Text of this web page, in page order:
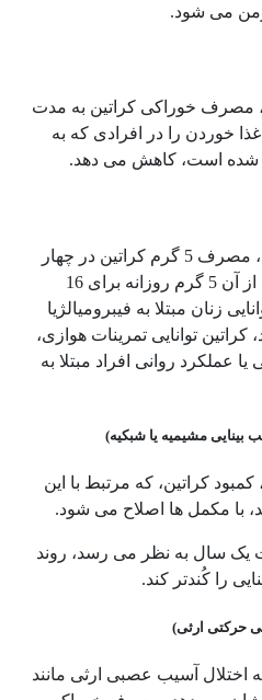
می شود.
مصرف خوراکی کراتین به مدت
غذا خوردن را در افرادی که به
شده است، کاهش می دهد.
تحقیقات اولیه نشان می دهند، مصرف 5 گرم کراتین در چهار
نوبت روزانه برای 5 روز و بعد از آن 5 گرم روزانه برای 16
زنان مبتلا به فیبرومیالژیا
توانایی تمرینات هوازی،
عملکرد روانی افراد مبتلا به
کراتین، که مرتبط با این
با مکمل ها اصلاح می شود.
یک سال به نظر می رسد، روند
را کُندتر کند.
به اختلال آسیب عصبی ارثی مانند